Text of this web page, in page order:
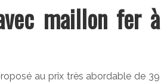
maillon fer à
au prix très abordable de 39